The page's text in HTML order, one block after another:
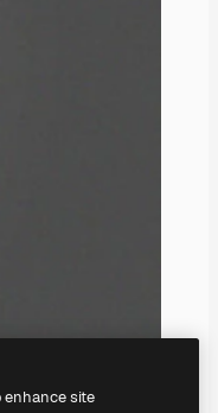
enhance site